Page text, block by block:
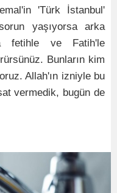
'Türk İstanbul'
yaşıyorsa arka
fetihle ve Fatih'le
Bunların kim
Allah'ın izniyle bu
vermedik, bugün de